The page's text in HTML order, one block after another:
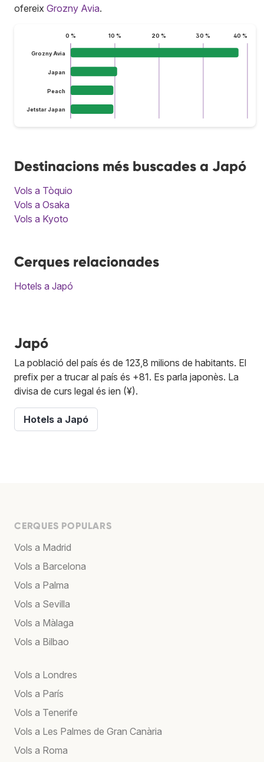
ofereix Grozny Avia.
0 % 10 % 20 % 30 % 40 %
Grozny Avia
Japan
Peach
Jetstar Japan
Destinacions més buscades a Japó
Vols a Tòquio
Vols a Osaka
Vols a Kyoto
Cerques relacionades
Hotels a Japó
Japó
La població del país és de 123,8 milions de habitants. El
prefix per a trucar al país és +81. Es parla japonès. La
divisa de curs legal és ien (¥).
Hotels a Japó
CERQUES POPULARS
Vols a Madrid
Vols a Barcelona
Vols a Palma
Vols a Sevilla
Vols a Màlaga
Vols a Bilbao
Vols a Londres
Vols a París
Vols a Tenerife
Vols a Les Palmes de Gran Canària
Vols a Roma